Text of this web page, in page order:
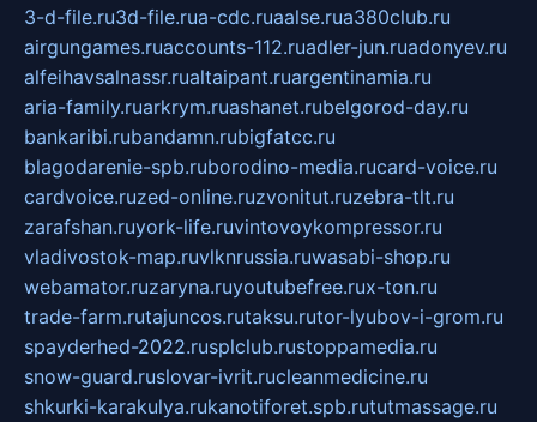
3-d-file.ru3d-file.rua-cdc.ruaalse.rua380club.ru
airgungames.ruaccounts-112.ruadler-jun.ruadonyev.ru
alfeihavsalnassr.rualtaipant.ruargentinamia.ru
aria-family.ruarkrym.ruashanet.rubelgorod-day.ru
bankaribi.rubandamn.rubigfatcc.ru
blagodarenie-spb.ruborodino-media.rucard-voice.ru
cardvoice.ruzed-online.ruzvonitut.ruzebra-tlt.ru
zarafshan.ruyork-life.ruvintovoykompressor.ru
vladivostok-map.ruvlknrussia.ruwasabi-shop.ru
webamator.ruzaryna.ruyoutubefree.rux-ton.ru
trade-farm.rutajuncos.rutaksu.rutor-lyubov-i-grom.ru
spayderhed-2022.rusplclub.rustoppamedia.ru
snow-guard.ruslovar-ivrit.rucleanmedicine.ru
shkurki-karakulya.rukanotiforet.spb.rututmassage.ru